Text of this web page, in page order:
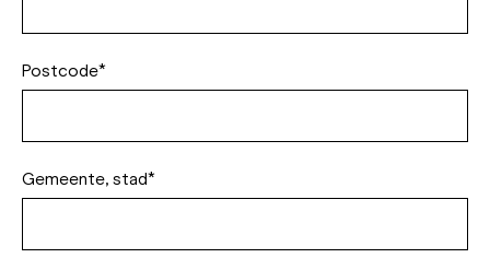
Postcode*
Gemeente, stad*